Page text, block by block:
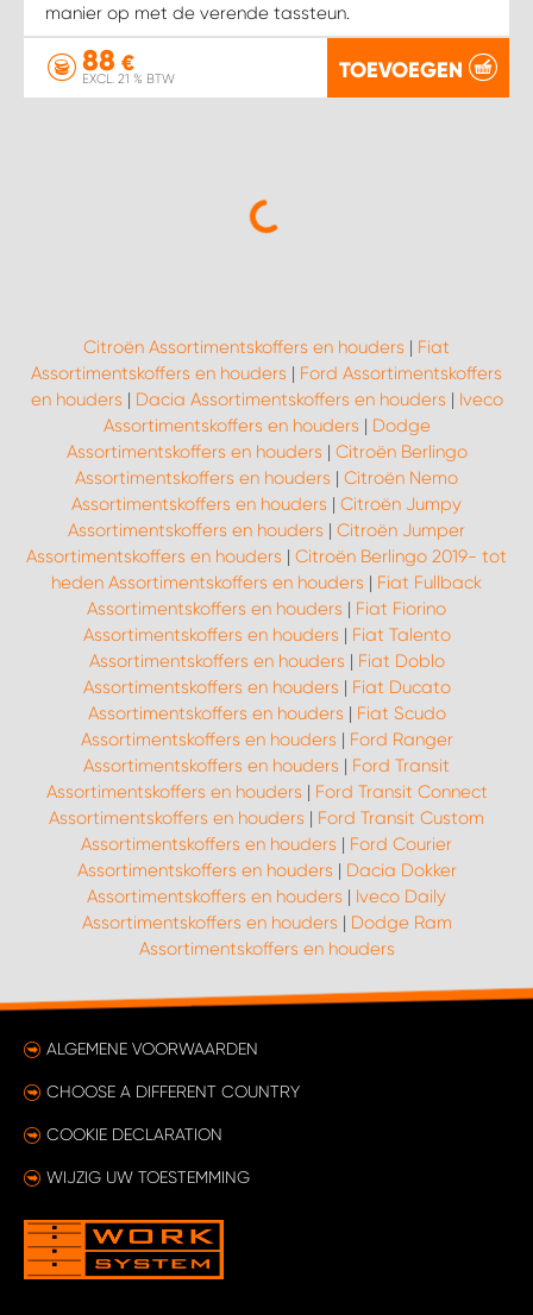
manier op met de verende tassteun.
88 €
EXCL. 21 % BTW TOEVOEGEN
Citroën Assortimentskoffers en houders | Fiat
Assortimentskoffers en houders | Ford Assortimentskoffers
en houders | Dacia Assortimentskoffers en houders | Iveco
Assortimentskoffers en houders | Dodge
Assortimentskoffers en houders | Citroën Berlingo
Assortimentskoffers en houders | Citroën Nemo
Assortimentskoffers en houders | Citroën Jumpy
Assortimentskoffers en houders | Citroën Jumper
Assortimentskoffers en houders | Citroën Berlingo 2019- tot
heden Assortimentskoffers en houders | Fiat Fullback
Assortimentskoffers en houders | Fiat Fiorino
Assortimentskoffers en houders | Fiat Talento
Assortimentskoffers en houders | Fiat Doblo
Assortimentskoffers en houders | Fiat Ducato
Assortimentskoffers en houders | Fiat Scudo
Assortimentskoffers en houders | Ford Ranger
Assortimentskoffers en houders | Ford Transit
Assortimentskoffers en houders | Ford Transit Connect
Assortimentskoffers en houders | Ford Transit Custom
Assortimentskoffers en houders | Ford Courier
Assortimentskoffers en houders | Dacia Dokker
Assortimentskoffers en houders | Iveco Daily
Assortimentskoffers en houders | Dodge Ram
Assortimentskoffers en houders
ALGEMENE VOORWAARDEN
CHOOSE A DIFFERENT COUNTRY
COOKIE DECLARATION
WIJZIG UW TOESTEMMING